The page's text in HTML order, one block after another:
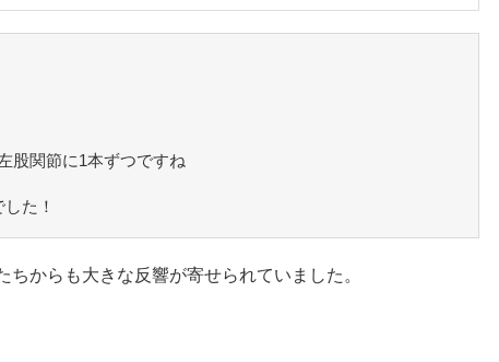
股関節に1本ずつですね
た！
からも大きな反響が寄せられていました。